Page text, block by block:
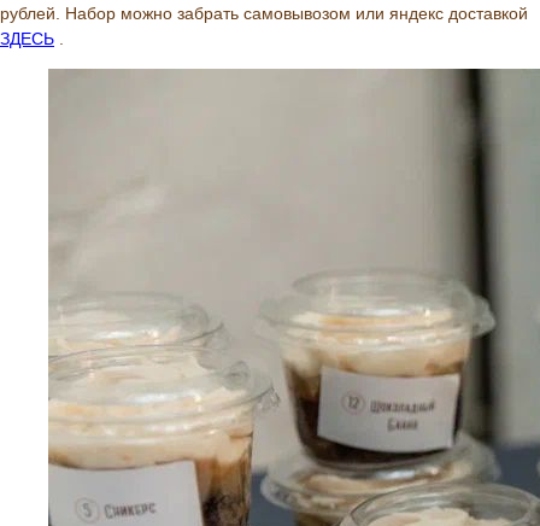
рублей. Набор можно забрать самовывозом или яндекс доставкой
ЗДЕСЬ .